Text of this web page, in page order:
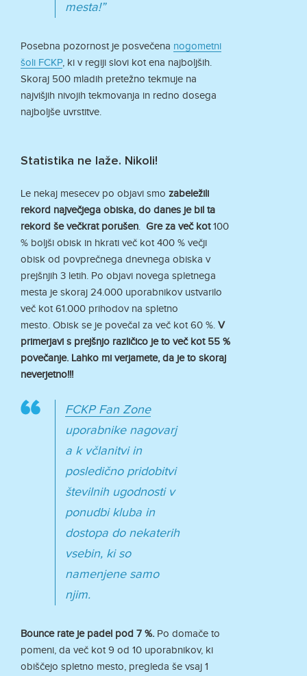
mesta!”
Posebna pozornost je posvečena nogometni
šoli FCKP, ki v regiji slovi kot ena najboljših.
Skoraj 500 mladih pretežno tekmuje na
najvišjih nivojih tekmovanja in redno dosega
najboljše uvrstitve.
Statistika ne laže. Nikoli!
Le nekaj mesecev po objavi smo zabeležili
rekord največjega obiska, do danes je bil ta
rekord še večkrat porušen
Gre za več kot 100
% boljši obisk in hkrati več kot 400 % večji
obisk od povprečnega dnevnega obiska v
prejšnjih 3 letih. Po objavi novega spletnega
mesta je skoraj 24.000 uporabnikov ustvarilo
več kot 61.000 prihodov na spletno
mesto. Obisk se je povečal za več kot 60 %. V
primerjavi s prejšnjo različico je to več kot 55 %
povečanje. Lahko mi verjamete, da je to skoraj
neverjetno!!!
FCKP Fan Zone
uporabnike nagovarj
a k včlanitvi in
posledično pridobitvi
številnih ugodnosti v
ponudbi kluba in
dostopa do nekaterih
vsebin, ki so
namenjene samo
njim.
Bounce rate je padel pod 7 %. Po domače to
pomeni, da več kot 9 od 10 uporabnikov, ki
obiščejo spletno mesto, pregleda še vsaj 1